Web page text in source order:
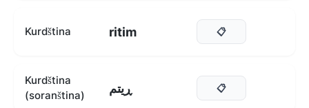
Kurdština ritim 📋
Kurdština
(soranština)
ڕیتم 📋